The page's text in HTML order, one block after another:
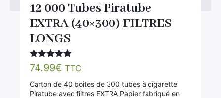
12 000 Tubes Piratube
EXTRA (40×300) FILTRES
LONGS
Note5.00
sur 5
74.99€ TTC
Carton de 40 boites de 300 tubes à cigarette
Piratube avec filtres EXTRA Papier fabriqué en